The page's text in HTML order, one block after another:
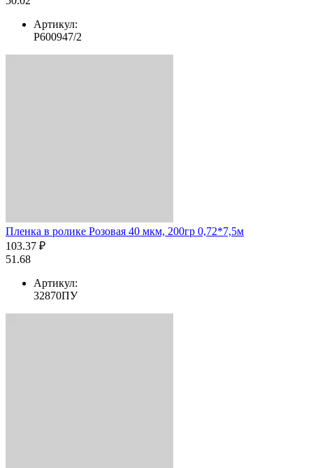
Артикул:
Р600947/2
Пленка в ролике Розовая 40 мкм, 200гр 0,72*7,5м
103.37 ₽
51.68
Артикул:
32870ПУ